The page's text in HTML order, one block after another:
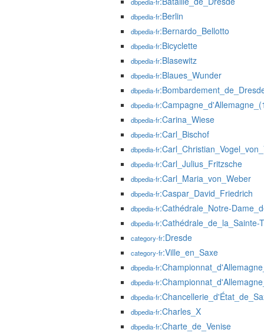
dbpedia-fr:Berlin
dbpedia-fr:Bernardo_Bellotto
dbpedia-fr:Bicyclette
dbpedia-fr:Blasewitz
dbpedia-fr:Blaues_Wunder
dbpedia-fr
dbpedia-fr
dbpedia-fr:Carina_Wiese
dbpedia-fr:Carl_Bischof
dbpedia-fr
dbpedia-fr:Carl_Julius_Fritzsche
dbpedia-fr:Carl_Maria_von_Weber
dbpedia-fr:Caspar_David_Friedrich
dbpedia-fr:Cathédrale_Notre-
dbpedia-fr:Cathédrale_de_la_Sainte-
category-fr:Dresde
category-fr:Ville_en_Saxe
dbpedia-fr
dbpedia-fr
dbpedia-fr
dbpedia-fr:Charles_X
dbpedia-fr:Charte_de_Venise